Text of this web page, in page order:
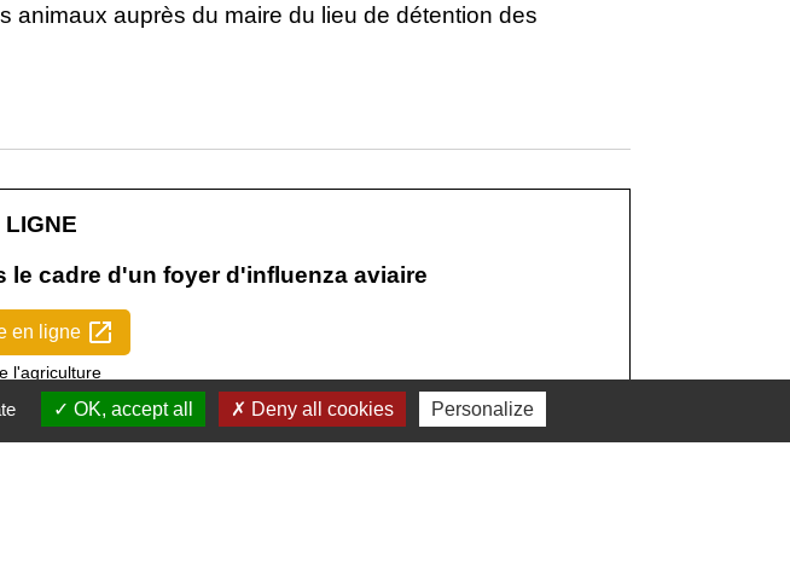
animaux auprès du maire du lieu de détention des
LIGNE
cadre d'un foyer d'influenza aviaire
en ligne open_in_new
l'agriculture
OK, accept all Deny all cookies Personalize